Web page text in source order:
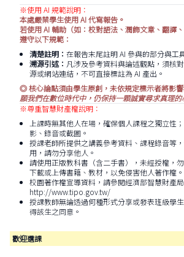
※使用 AI 規範說明：
本處嚴禁學生使用 AI 代寫報告。
若使用 AI 輔助（如：校對語法、潤飾文章、翻譯
遵守以下規範：
清楚註明： 在報告末尾註明 AI 參與的部分與工
溯源引述： 凡涉及參考資料與論述觀點，須核
源或網站連結，不可直接標註為 AI 產出。
◎ 核心論點須由學生原創，未依規定標示者將影響
願我們在數位時代中，仍保持一顆誠實尋求真理的
※尊重智慧財產權說明：
上課時無其他人在場，確保個人課程之獨立性
影、錄音或截圖。
授課老師所提供之講義參考資料、課程錄音等
用，請勿分享他人。
請使用正版教科書（含二手書），未經授權，
下載或上傳書籍、教材，以免侵害他人著作權。
校園著作權宣導資料，請參閱經濟部智慧財產
http://www.tipo.gov.tw/
授課教師無論透過何種形式分享或發表班級學
得該生之同意。
歡迎選課